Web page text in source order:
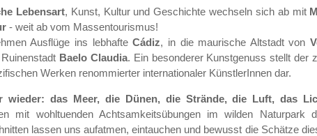
Lebensart, Kunst, Kultur und Geschichte wechseln sich ab mit
- weit ab vom Massentourismus!
Ausflüge ins lebhafteCádiz, in die maurische Altstadt von
Baelo Claudia. Ein besonderer Kunstgenuss stellt der
Werken renommierter internationaler KünstlerInnen dar.
wieder: das Meer, die Dünen, die Strände, die Luft, das
mit wohltuenden Achtsamkeitsübungen im wilden Naturpark
lassen uns aufatmen, eintauchen und bewusst die Schätze